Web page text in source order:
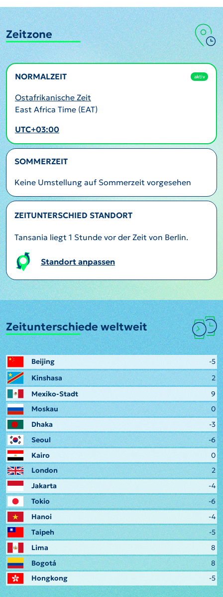
Zeitzone
NORMALZEIT aktiv
Ostafrikanische Zeit
East Africa Time (EAT)
UTC+03:00
SOMMERZEIT
Keine Umstellung auf Sommerzeit vorgesehen
ZEITUNTERSCHIED STANDORT
Tansania liegt 1 Stunde vor der Zeit von Berlin.
Standort anpassen
Zeitunterschiede weltweit
Beijing
-5
Kinshasa
2
Mexiko-Stadt
9
Moskau
0
Dhaka
-3
Seoul
-6
Kairo
0
London
2
Jakarta
-4
Tokio
-6
Hanoi
-4
Taipeh
-5
Lima
8
Bogotá
8
Hongkong
-5